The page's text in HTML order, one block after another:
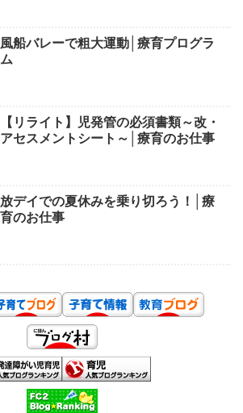
風船バレーで粗大運動│療育プログラ
ム
【リライト】児発管の必須書類～改・
アセスメントシート～│療育のお仕事
放デイでの夏休みを乗り切ろう！│療
育のお仕事